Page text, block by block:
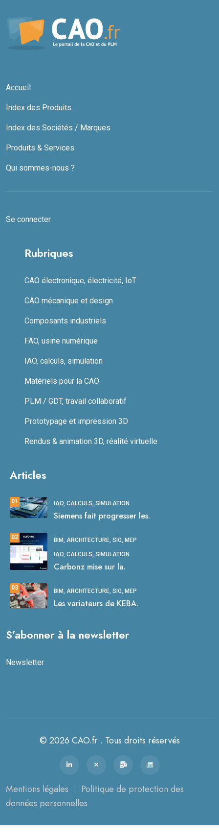
Accueil
Index des Produits
Index des Sociétés / Marques
Produits & Services
Qui sommes-nous ?
Se connecter
Rubriques
CAO électronique, électricité, IoT
CAO mécanique et design
Composants industriels
FAO, usine numérique
IAO, calculs, simulation
Matériels pour la CAO
PLM / GDT, travail collaboratif
Prototypage et impression 3D
Rendus & animation 3D, réalité virtuelle
Articles
01 IAO, CALCULS, SIMULATION
Siemens fait progresser les.
02 BIM, ARCHITECTURE, SIG, MEP
IAO, CALCULS, SIMULATION
Carbonz mise sur la.
03 BIM, ARCHITECTURE, SIG, MEP
Les variateurs de KEBA.
S’abonner à la newsletter
Newsletter
© 2026 CAO.fr . Tous droits réservés
Mentions légales
Politique de protection des
données personnelles